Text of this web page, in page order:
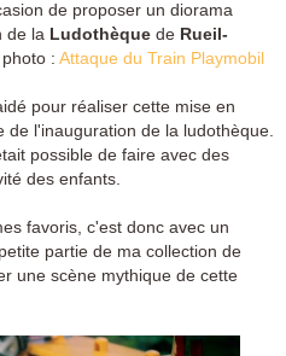
de proposer un diorama
de la Ludothèque de Rueil-
photo : Attaque du Train Playmobil
pour réaliser cette mise en
l'inauguration de la ludothèque.
possible de faire avec des
des enfants.
favoris, c'est donc avec un
partie de ma collection de
une scène mythique de cette